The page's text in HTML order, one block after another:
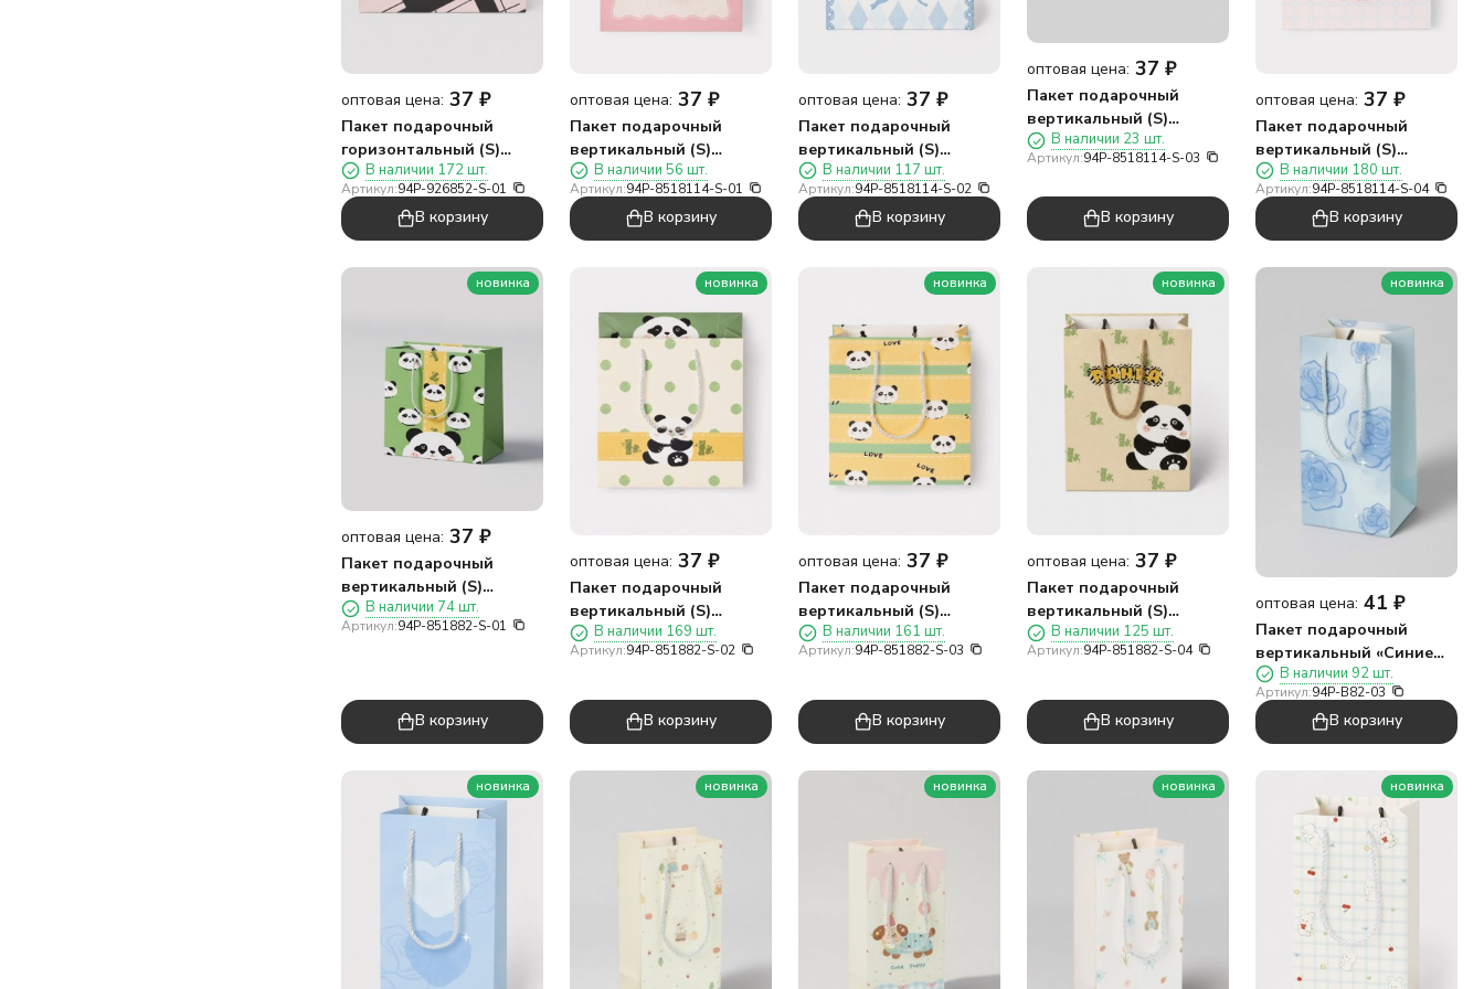
оптовая цена: 37 ₽
Пакет подарочный
горизонтальный (S)
«Цветы один», розовый
(19,5*14,5*8,5)
В наличии 172 шт.
Артикул:94P-926852-S-01
В корзину
оптовая цена: 37 ₽
Пакет подарочный
вертикальный (S)
«Бантик один», розовый
(14,5*19,5*10)
В наличии 56 шт.
Артикул:94P-8518114-S-01
В корзину
оптовая цена: 37 ₽
Пакет подарочный
вертикальный (S)
«Бантик два», синий
(14,5*19,5*10)
В наличии 117 шт.
Артикул:94P-8518114-S-02
В корзину
оптовая цена: 37 ₽
Пакет подарочный
вертикальный (S)
«Бантик три», розовый
(14,5*19,5*10)
В наличии 23 шт.
Артикул:94P-8518114-S-03
В корзину
оптовая цена: 37 ₽
Пакет подарочный
вертикальный (S)
«Бантик четвре», белый
(14,5*19,5*10)
В наличии 180 шт.
Артикул:94P-8518114-S-04
В корзину
новинка
оптовая цена: 37 ₽
Пакет подарочный
вертикальный (S)
«Милая панда один»,
микс (14,5*19,5*10)
В наличии 74 шт.
Артикул:94P-851882-S-01
В корзину
новинка
оптовая цена: 37 ₽
Пакет подарочный
вертикальный (S)
«Милая панды два»,
микс (14,5*19,5*10)
В наличии 169 шт.
Артикул:94P-851882-S-02
В корзину
новинка
оптовая цена: 37 ₽
Пакет подарочный
вертикальный (S)
«Милая панды три», микс
(14,5*19,5*10)
В наличии 161 шт.
Артикул:94P-851882-S-03
В корзину
новинка
оптовая цена: 37 ₽
Пакет подарочный
вертикальный (S)
«Милая панда четыре»,
микс (14,5*19,5*10)
В наличии 125 шт.
Артикул:94P-851882-S-04
В корзину
новинка
оптовая цена: 41 ₽
Пакет подарочный
вертикальный «Синие
цветы три», синий
(12*24,5*10)
В наличии 92 шт.
Артикул:94P-B82-03
В корзину
новинка новинка новинка новинка новинка